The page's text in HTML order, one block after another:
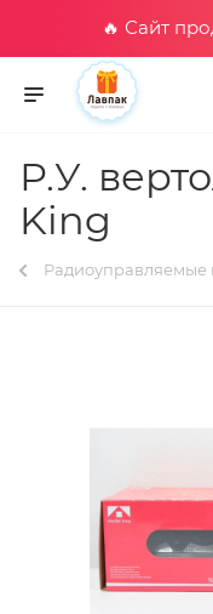
🔥 Сайт
Р.У.
King
Радиоуправляемые